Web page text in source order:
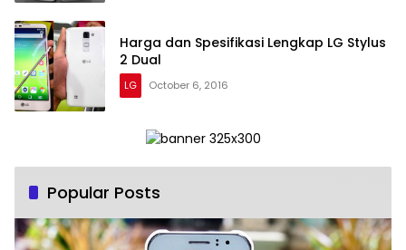
Harga dan Spesifikasi Lengkap LG Stylus
2 Dual
LG October 6, 2016
Popular Posts